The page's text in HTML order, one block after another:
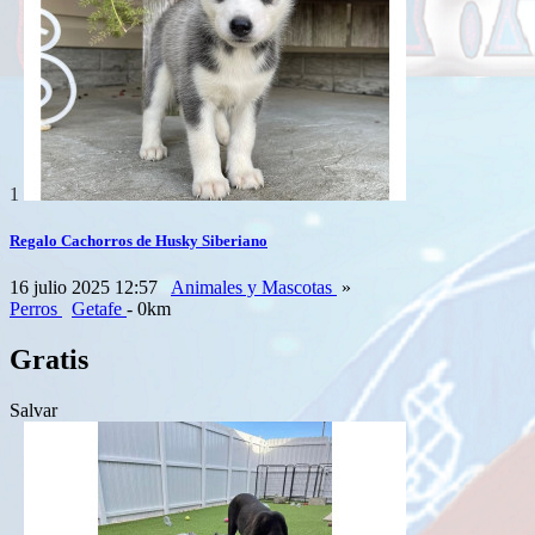
1
Regalo Cachorros de Husky Siberiano
16 julio 2025 12:57 Animales y Mascotas »
Perros
Getafe - 0km
Gratis
Salvar